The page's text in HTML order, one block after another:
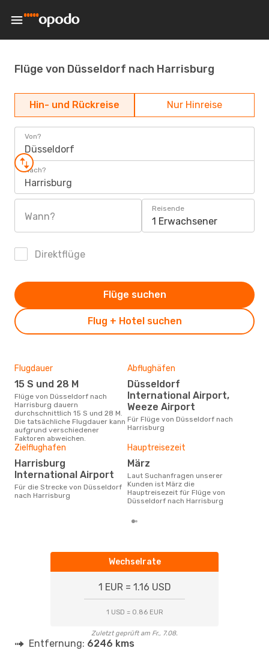
Flüge von Düsseldorf nach Harrisburg
Hin- und Rückreise Nur Hinreise
Von?
Düsseldorf
Nach?
Harrisburg
Wann?
Reisende
1 Erwachsener
Direktflüge
Flug + Hotel suchen
Flüge suchen
Flugdauer
15 S und 28 M
Flüge von Düsseldorf nach
Harrisburg dauern
durchschnittlich 15 S und 28 M.
Die tatsächliche Flugdauer kann
aufgrund verschiedener
Faktoren abweichen.
Abflughäfen
Düsseldorf
International Airport,
Weeze Airport
Für Flüge von Düsseldorf nach
Harrisburg
Zielflughafen
Harrisburg
International Airport
Für die Strecke von Düsseldorf
nach Harrisburg
Hauptreisezeit
März
Laut Suchanfragen unserer
Kunden ist März die
Hauptreisezeit für Flüge von
Düsseldorf nach Harrisburg
Wechselrate
1 EUR = 1.16 USD
1 USD = 0.86 EUR
Zuletzt geprüft am Fr., 7.08.
Entfernung: 6246 kms